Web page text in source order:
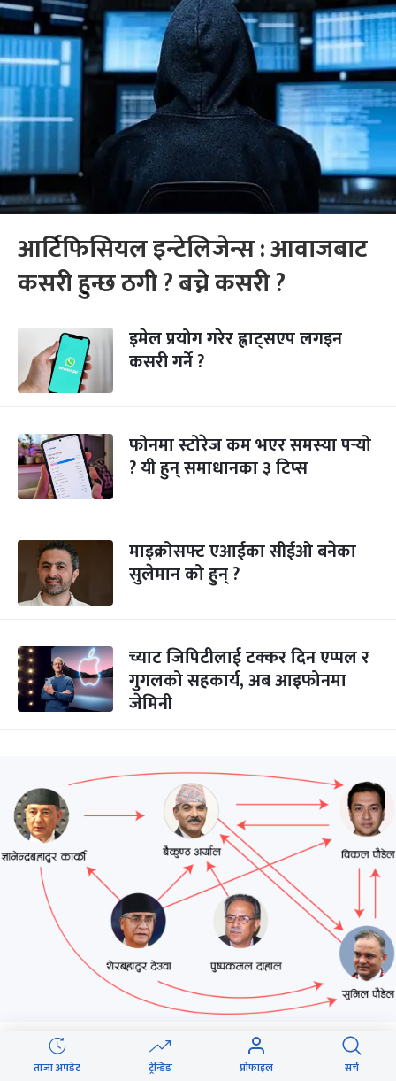
आर्टिफिसियल इन्टेलिजेन्स : आवाजबाट
कसरी हुन्छ ठगी ? बच्ने कसरी ?
इमेल प्रयोग गरेर ह्वाट्सएप लगइन
कसरी गर्ने ?
फोनमा स्टोरेज कम भएर समस्या पर्‍यो
? यी हुन् समाधानका ३ टिप्स
माइक्रोसफ्ट एआईका सीईओ बनेका
सुलेमान को हुन् ?
च्याट जिपिटीलाई टक्कर दिन एप्पल र
गुगलको सहकार्य, अब आइफोनमा
जेमिनी
टेलिकमको बिलिङ ठेक्का, जसले
ताजा अपडेट ट्रेन्डिङ प्रोफाइल सर्च